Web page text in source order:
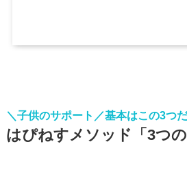
＼子供のサポート／基本はこの3つだ
はぴねすメソッド「3つの